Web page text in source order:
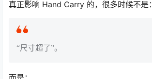
真正影响 Hand Carry 的，很多时候不是：
“尺寸超了”。